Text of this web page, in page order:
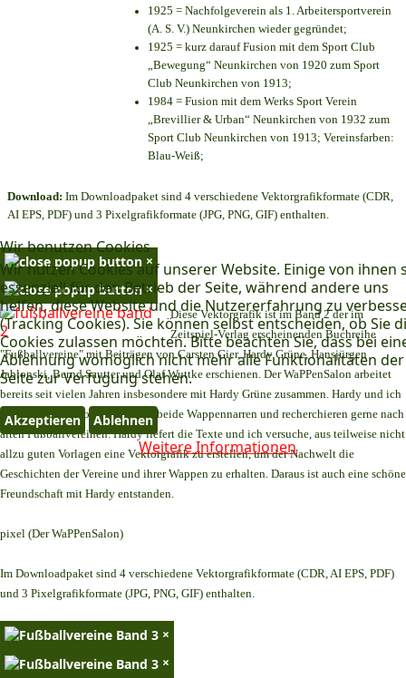
Wir benutzen Cookies
Wir nutzen Cookies auf unserer Website. Einige von ihnen
essenziell für den Betrieb der Seite, während andere uns
helfen, diese Website und die Nutzererfahrung zu
(Tracking Cookies). Sie können selbst entscheiden, ob Sie
Cookies zulassen möchten. Bitte beachten Sie, dass bei
Ablehnung womöglich nicht mehr alle Funktionalitäten der
Seite zur Verfügung stehen.
Akzeptieren Ablehnen
Weitere Informationen
1925 = Nachfolgeverein als 1. Arbeitersportverein
(A. S. V.) Neunkirchen wieder gegründet;
1925 = kurz darauf Fusion mit dem Sport Club
„Bewegung“ Neunkirchen von 1920 zum Sport
Club Neunkirchen von 1913;
1984 = Fusion mit dem Werks Sport Verein
„Brevillier & Urban“ Neunkirchen von 1932 zum
Sport Club Neunkirchen von 1913; Vereinsfarben:
Blau-Weiß;
Download: Im Downloadpaket sind 4 verschiedene Vektorgrafikformate (CDR,
AI EPS, PDF) und 3 Pixelgrafikformate (JPG, PNG, GIF) enthalten.
×
×
Diese Vektorgrafik ist im Band 2 der im
Zeitspiel-Verlag erscheinenden Buchreihe
"Fußballvereine" mit Beiträgen von Carsten Gier, Hardy Grüne, Hansjürgen
Jablonski, Bernd Sautter und Olaf Wuttke erschienen. Der WaPPenSalon arbeitet
bereits seit vielen Jahren insbesondere mit Hardy Grüne zusammen. Hardy und ich
teilen dasselbe Hobby. Wir sind beide Wappennarren und recherchieren gerne nach
alten Fußballvereinen. Hardy liefert die Texte und ich versuche, aus teilweise nicht
allzu guten Vorlagen eine Vektorgrafik zu erstellen, um der Nachwelt die
Geschichten der Vereine und ihrer Wappen zu erhalten. Daraus ist auch eine schöne
Freundschaft mit Hardy entstanden.
pixel (Der WaPPenSalon)
Im Downloadpaket sind 4 verschiedene Vektorgrafikformate (CDR, AI EPS, PDF)
und 3 Pixelgrafikformate (JPG, PNG, GIF) enthalten.
×
×